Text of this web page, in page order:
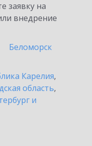
заявку на
внедрение
Беломорск
Карелия,
область,
и